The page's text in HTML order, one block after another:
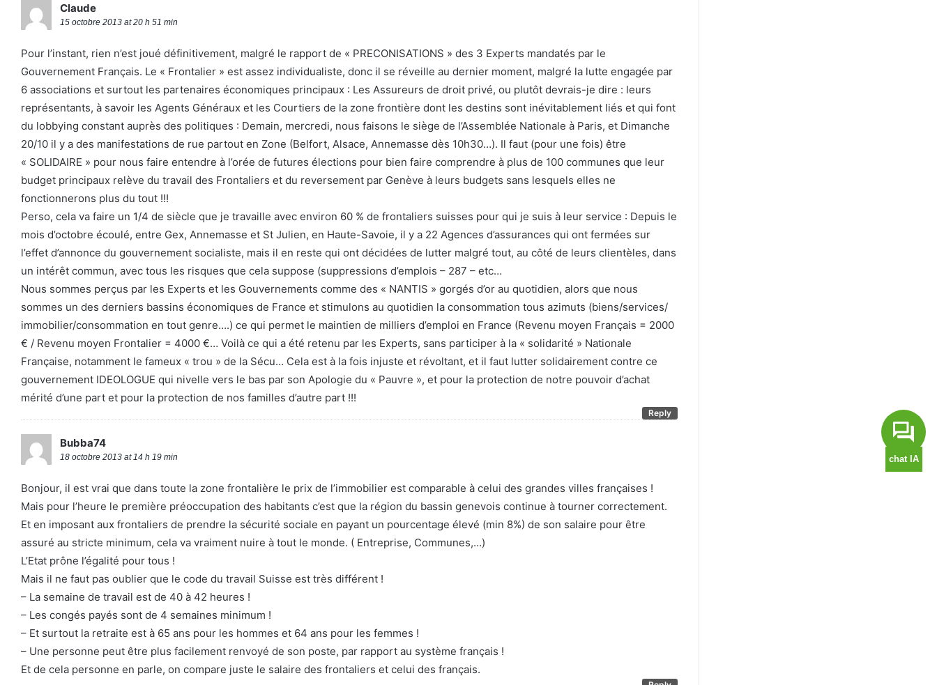
Claude
15 octobre 2013 at 20 h 51 min
Pour l’instant, rien n’est joué définitivement, malgré le rapport de « PRECONISATIONS » des 3 Experts mandatés par le
Gouvernement Français. Le « Frontalier » est assez individualiste, donc il se réveille au dernier moment, malgré la lutte engagée par
6 associations et surtout les partenaires économiques principaux : Les Assureurs de droit privé, ou plutôt devrais-je dire : leurs
représentants, à savoir les Agents Généraux et les Courtiers de la zone frontière dont les destins sont inévitablement liés et qui font
du lobbying constant auprès des politiques : Demain, mercredi, nous faisons le siège de l’Assemblée Nationale à Paris, et Dimanche
20/10 il y a des manifestations de rue partout en Zone (Belfort, Alsace, Annemasse dès 10h30…). Il faut (pour une fois) être
« SOLIDAIRE » pour nous faire entendre à l’orée de futures élections pour bien faire comprendre à plus de 100 communes que leur
budget principaux relève du travail des Frontaliers et du reversement par Genève à leurs budgets sans lesquels elles ne
fonctionnerons plus du tout !!!
Perso, cela va faire un 1/4 de siècle que je travaille avec environ 60 % de frontaliers suisses pour qui je suis à leur service : Depuis le
mois d’octobre écoulé, entre Gex, Annemasse et St Julien, en Haute-Savoie, il y a 22 Agences d’assurances qui ont fermées sur
l’effet d’annonce du gouvernement socialiste, mais il en reste qui ont décidées de lutter malgré tout, au côté de leurs clientèles, dans
un intérêt commun, avec tous les risques que cela suppose (suppressions d’emplois – 287 – etc…
Nous sommes perçus par les Experts et les Gouvernements comme des « NANTIS » gorgés d’or au quotidien, alors que nous
sommes un des derniers bassins économiques de France et stimulons au quotidien la consommation tous azimuts (biens/services/
immobilier/consommation en tout genre….) ce qui permet le maintien de milliers d’emploi en France (Revenu moyen Français = 2000
€ / Revenu moyen Frontalier = 4000 €… Voilà ce qui a été retenu par les Experts, sans participer à la « solidarité » Nationale
Française, notamment le fameux « trou » de la Sécu… Cela est à la fois injuste et révoltant, et il faut lutter solidairement contre ce
gouvernement IDEOLOGUE qui nivelle vers le bas par son Apologie du « Pauvre », et pour la protection de notre pouvoir d’achat
mérité d’une part et pour la protection de nos familles d’autre part !!!
Reply
Bubba74
18 octobre 2013 at 14 h 19 min
Bonjour, il est vrai que dans toute la zone frontalière le prix de l’immobilier est comparable à celui des grandes villes françaises !
Mais pour l’heure le première préoccupation des habitants c’est que la région du bassin genevois continue à tourner correctement.
Et en imposant aux frontaliers de prendre la sécurité sociale en payant un pourcentage élevé (min 8%) de son salaire pour être
assuré au stricte minimum, cela va vraiment nuire à tout le monde. ( Entreprise, Communes,…)
L’Etat prône l’égalité pour tous !
Mais il ne faut pas oublier que le code du travail Suisse est très différent !
– La semaine de travail est de 40 à 42 heures !
– Les congés payés sont de 4 semaines minimum !
– Et surtout la retraite est à 65 ans pour les hommes et 64 ans pour les femmes !
– Une personne peut être plus facilement renvoyé de son poste, par rapport au système français !
Et de cela personne en parle, on compare juste le salaire des frontaliers et celui des français.